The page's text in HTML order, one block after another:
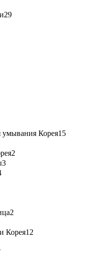
29
умывания Корея15
2
3
2
Корея12